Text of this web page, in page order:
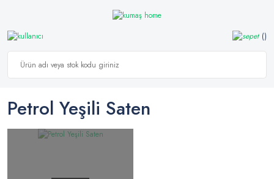
Petrol Yeşili Saten